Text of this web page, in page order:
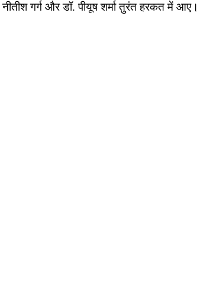
नीतीश गर्ग और डॉ. पीयूष शर्मा तुरंत हरकत में आए।